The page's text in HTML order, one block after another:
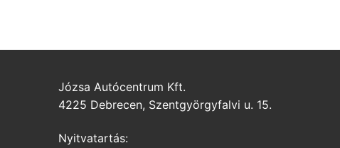
Józsa Autócentrum Kft.
4225 Debrecen, Szentgyörgyfalvi u. 15.
Nyitvatartás: